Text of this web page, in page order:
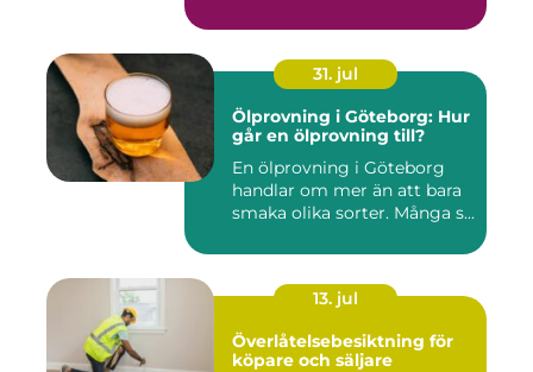
31. jul
Ölprovning i Göteborg: Hur
går en ölprovning till?
En ölprovning i Göteborg
handlar om mer än att bara
smaka olika sorter. Många s...
13. jul
Överlåtelsebesiktning för
köpare och säljare